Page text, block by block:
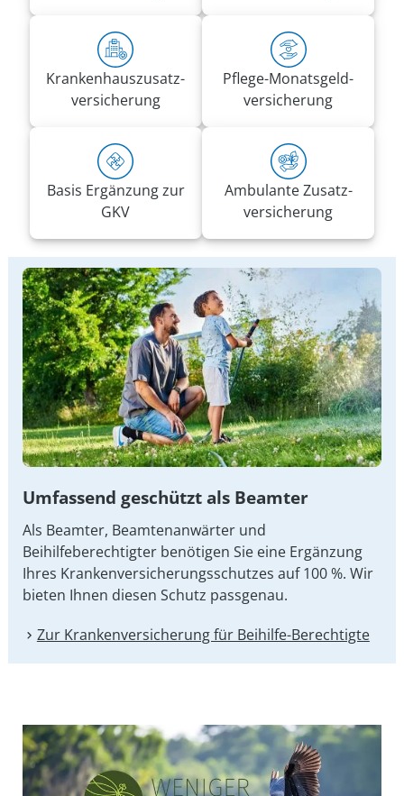
Kranken­haus­zusatz­­
versicherung
Pflege-Monatsgeld­
versicherung
Basis Ergänzung zur
GKV
Ambulante Zusatz­
versicherung
Umfassend geschützt als Beamter
Als Beamter, Beamtenanwärter und
Beihilfeberechtigter benötigen Sie eine Ergänzung
Ihres Kran­ken­ver­si­che­rungs­schut­zes auf 100 %. Wir
bieten Ihnen diesen Schutz passgenau.
Zur Kranken­versicherung für Beihilfe-Berechtigte